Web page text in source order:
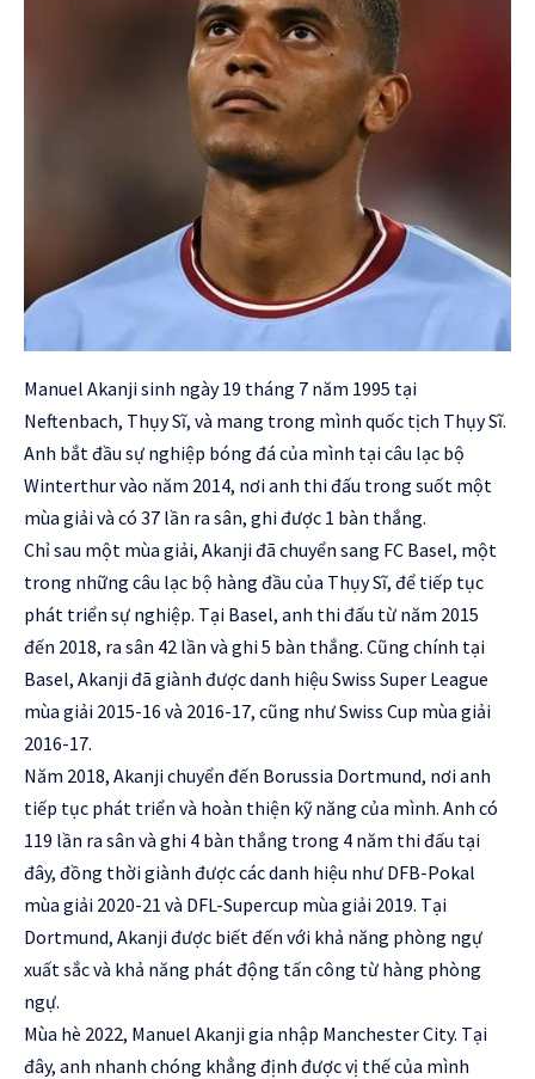
Manuel Akanji sinh ngày 19 tháng 7 năm 1995 tại
Neftenbach, Thụy Sĩ, và mang trong mình quốc tịch Thụy Sĩ.
Anh bắt đầu sự nghiệp bóng đá của mình tại câu lạc bộ
Winterthur vào năm 2014, nơi anh thi đấu trong suốt một
mùa giải và có 37 lần ra sân, ghi được 1 bàn thắng.
Chỉ sau một mùa giải, Akanji đã chuyển sang FC Basel, một
trong những câu lạc bộ hàng đầu của Thụy Sĩ, để tiếp tục
phát triển sự nghiệp. Tại Basel, anh thi đấu từ năm 2015
đến 2018, ra sân 42 lần và ghi 5 bàn thắng. Cũng chính tại
Basel, Akanji đã giành được danh hiệu Swiss Super League
mùa giải 2015-16 và 2016-17, cũng như Swiss Cup mùa giải
2016-17.
Năm 2018, Akanji chuyển đến Borussia Dortmund, nơi anh
tiếp tục phát triển và hoàn thiện kỹ năng của mình. Anh có
119 lần ra sân và ghi 4 bàn thắng trong 4 năm thi đấu tại
đây, đồng thời giành được các danh hiệu như DFB-Pokal
mùa giải 2020-21 và DFL-Supercup mùa giải 2019. Tại
Dortmund, Akanji được biết đến với khả năng phòng ngự
xuất sắc và khả năng phát động tấn công từ hàng phòng
ngự.
Mùa hè 2022, Manuel Akanji gia nhập Manchester City. Tại
đây, anh nhanh chóng khẳng định được vị thế của mình